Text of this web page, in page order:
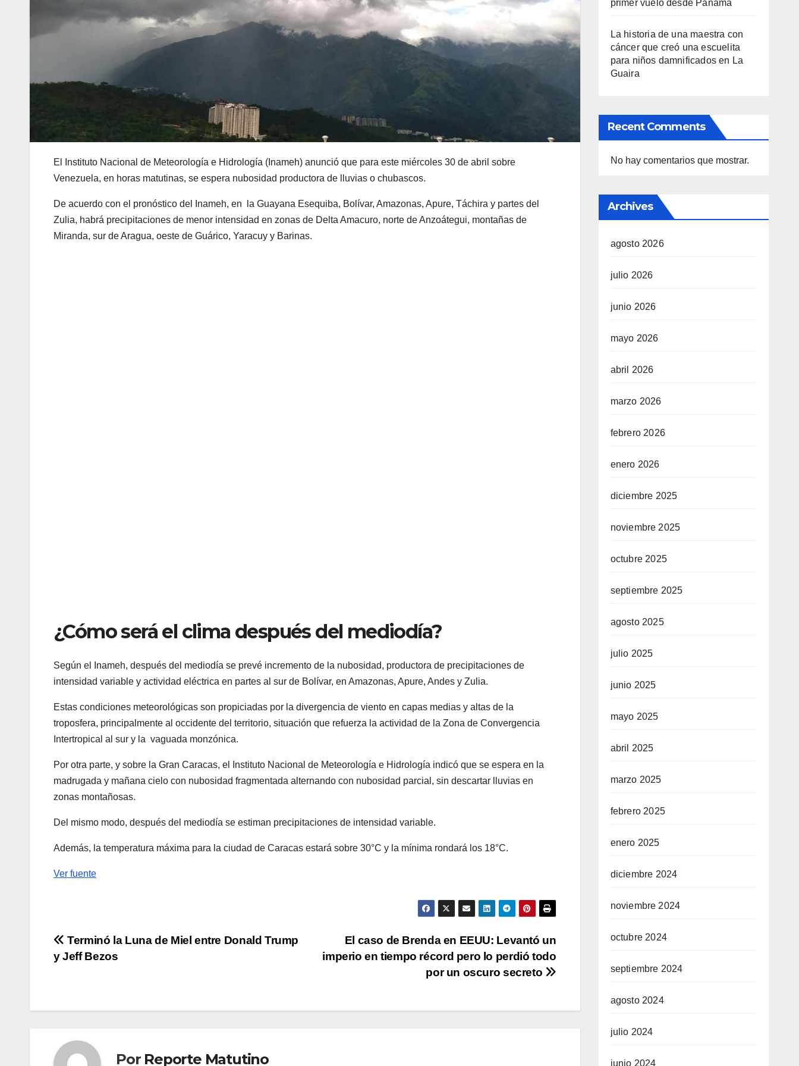
El Instituto Nacional de Meteorología e Hidrología (Inameh) anunció que para este miércoles 30 de abril sobre
Venezuela, en horas matutinas, se espera nubosidad productora de lluvias o chubascos.
De acuerdo con el pronóstico del Inameh, en la Guayana Esequiba, Bolívar, Amazonas, Apure, Táchira y partes del
Zulia, habrá precipitaciones de menor intensidad en zonas de Delta Amacuro, norte de Anzoátegui, montañas de
Miranda, sur de Aragua, oeste de Guárico, Yaracuy y Barinas.
¿Cómo será el clima después del mediodía?
Según el Inameh, después del mediodía se prevé incremento de la nubosidad, productora de precipitaciones de
intensidad variable y actividad eléctrica en partes al sur de Bolívar, en Amazonas, Apure, Andes y Zulia.
Estas condiciones meteorológicas son propiciadas por la divergencia de viento en capas medias y altas de la
troposfera, principalmente al occidente del territorio, situación que refuerza la actividad de la Zona de Convergencia
Intertropical al sur y la vaguada monzónica.
Por otra parte, y sobre la Gran Caracas, el Instituto Nacional de Meteorología e Hidrología indicó que se espera en la
madrugada y mañana cielo con nubosidad fragmentada alternando con nubosidad parcial, sin descartar lluvias en
zonas montañosas.
Del mismo modo, después del mediodía se estiman precipitaciones de intensidad variable.
Además, la temperatura máxima para la ciudad de Caracas estará sobre 30°C y la mínima rondará los 18°C.
Ver fuente
Navegación
de
El caso de Brenda en EEUU: Levantó un
imperio en tiempo récord pero lo perdió todo
por un oscuro secreto
Terminó la Luna de Miel entre Donald Trump
y Jeff Bezos
Por Reporte Matutino
primer vuelo desde Panamá
La historia de una maestra con
cáncer que creó una escuelita
para niños damnificados en La
Guaira
Recent Comments
No hay comentarios que mostrar.
Archives
agosto 2026
julio 2026
junio 2026
mayo 2026
abril 2026
marzo 2026
febrero 2026
enero 2026
diciembre 2025
noviembre 2025
octubre 2025
septiembre 2025
agosto 2025
julio 2025
junio 2025
mayo 2025
abril 2025
marzo 2025
febrero 2025
enero 2025
diciembre 2024
noviembre 2024
octubre 2024
septiembre 2024
agosto 2024
julio 2024
junio 2024